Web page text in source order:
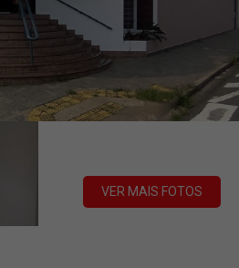
VER MAIS FOTOS